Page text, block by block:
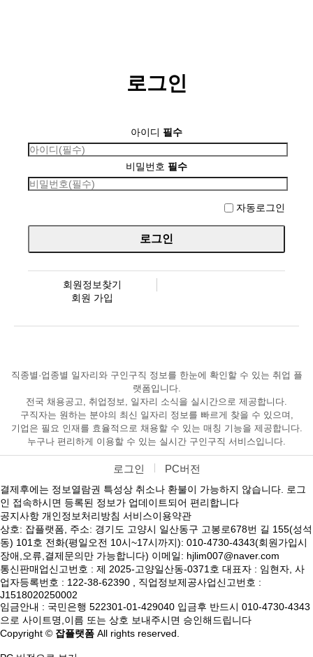
로그인
아이디 필수
비밀번호 필수
자동로그인
회원정보찾기
회원 가입
직종별·업종별 일자리와 구인구직 정보를 한눈에 확인할 수 있는 취업 플
랫폼입니다.
전국 채용공고, 취업정보, 일자리 소식을 실시간으로 제공합니다.
구직자는 원하는 분야의 최신 일자리 정보를 빠르게 찾을 수 있으며,
기업은 필요 인재를 효율적으로 채용할 수 있는 매칭 기능을 제공합니다.
누구나 편리하게 이용할 수 있는 실시간 구인구직 서비스입니다.
로그인 PC버전
결제후에는 정보열람권 특성상 취소나 환불이 가능하지 않습니다. 로그
인 접속하시면 등록된 정보가 업데이트되어 편리합니다
공지사항 개인정보처리방침 서비스이용약관
상호: 잡플랫폼, 주소: 경기도 고양시 일산동구 고봉로678번 길 155(성석
동) 101호 전화(평일오전 10시~17시까지): 010-4730-4343(회원가입시
장애,오류,결제문의만 가능합니다) 이메일: hjlim007@naver.com
통신판매업신고번호 : 제 2025-고양일산동-0371호 대표자 : 임현자, 사
업자등록번호 : 122-38-62390 , 직업정보제공사업신고번호 :
J1518020250002
임금안내 : 국민은행 522301-01-429040 입금후 반드시 010-4730-4343
으로 사이트명,이름 또는 상호 보내주시면 승인해드립니다
Copyright © 잡플랫폼 All rights reserved.